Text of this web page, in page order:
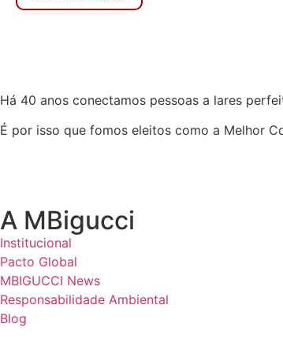
Há 40 anos conectamos pessoas a lares
É por isso que fomos eleitos como a Melhor
A MBigucci
Institucional
Pacto Global
MBIGUCCI News
Responsabilidade Ambiental
Blog